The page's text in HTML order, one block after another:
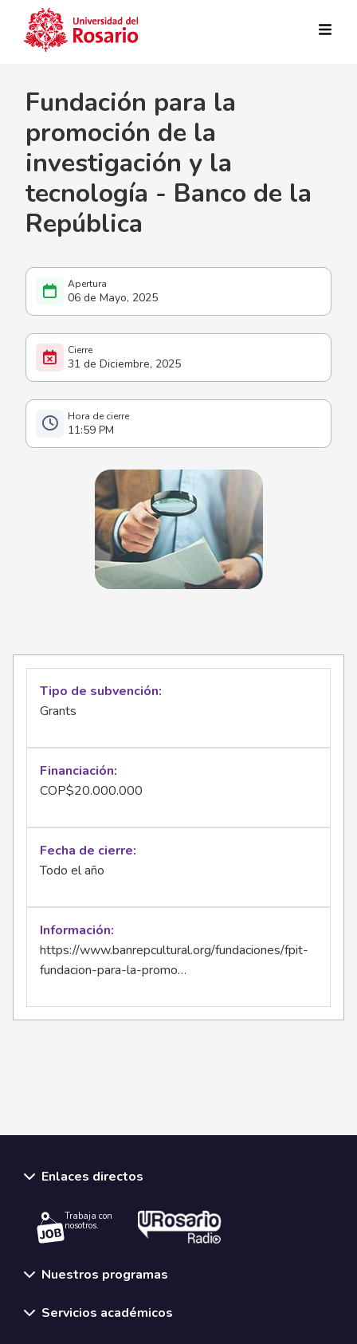
06 de Mayo, 2025
31 de Diciembre, 2025
11:59 PM
Fundación para la
promoción de la
investigación y la
tecnología - Banco de la
República
Tipo de subvención
Grants
Financiación
COP$20.000.000
Fecha de cierre
Todo el año
Información
https://www.banrepcultural.org/fundaciones/fpit-
fundacion-para-la-promo…
Enlaces directos
Trabaja con
nosotros.
Nuestros programas
Servicios académicos